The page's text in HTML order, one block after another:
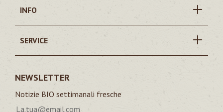
INFO
SERVICE
NEWSLETTER
Notizie BIO settimanali fresche